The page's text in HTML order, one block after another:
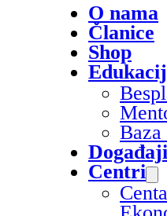
O nama
Članice
Shop
Baza
Događaji
Centri